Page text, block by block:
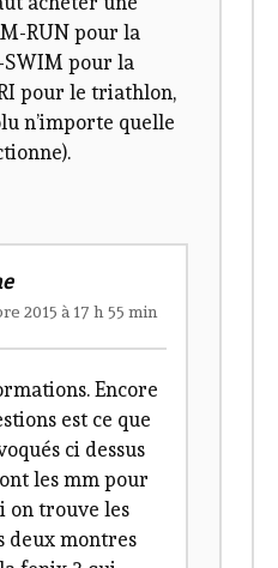
RUN pour la
SWIM pour la
pour le triathlon,
n’importe quelle
2015 à 17 h 55 min
Encore
est ce que
ci dessus
les mm pour
on trouve les
deux montres